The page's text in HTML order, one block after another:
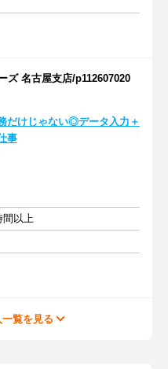
ズ 名古屋支店/p112607020
だけじゃない◎データ入力＋
事
間以上
覧を見る